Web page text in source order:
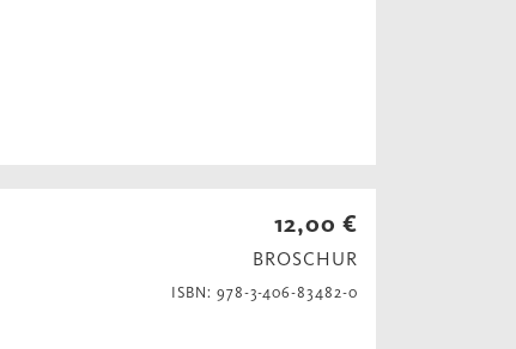
12,00 €
BROSCHUR
ISBN: 978-3-406-83482-0